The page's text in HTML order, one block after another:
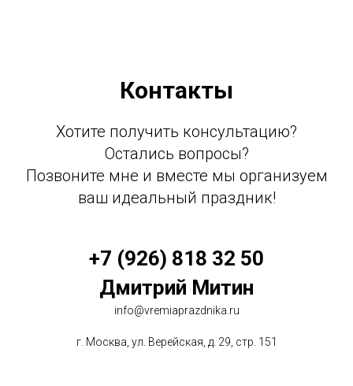
Контакты
Хотите получить консультацию?
Остались вопросы?
Позвоните мне и вместе мы организуем
ваш идеальный праздник!
+7 (926) 818 32 50
Дмитрий Митин
info@vremiaprazdnika.ru
г. Москва, ул. Верейская, д. 29, стр. 151